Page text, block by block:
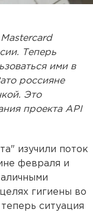
Теперь
ими в
россияне
Это
проекта API
изучили поток
февраля и
гигиены во
ситуация